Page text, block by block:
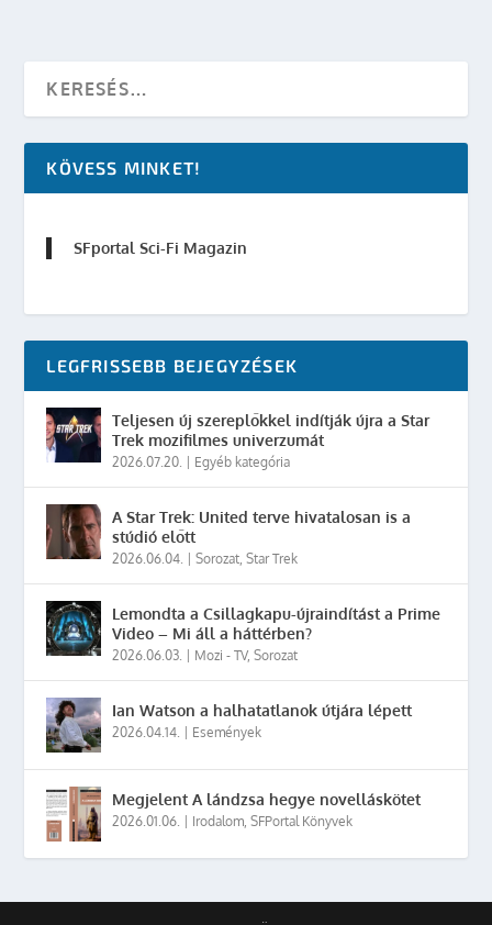
KÖVESS MINKET!
SFportal Sci-Fi Magazin
LEGFRISSEBB BEJEGYZÉSEK
Teljesen új szereplőkkel indítják újra a Star
Trek mozifilmes univerzumát
2026.07.20. | Egyéb kategória
A Star Trek: United terve hivatalosan is a
stúdió előtt
2026.06.04. |Sorozat ,Star Trek
Lemondta a Csillagkapu-újraindítást a Prime
Video – Mi áll a háttérben?
2026.06.03. | Mozi - TV,Sorozat
Ian Watson a halhatatlanok útjára lépett
2026.04.14. | Események
Megjelent A lándzsa hegye novelláskötet
2026.01.06. | Irodalom ,SFPortal Könyvek